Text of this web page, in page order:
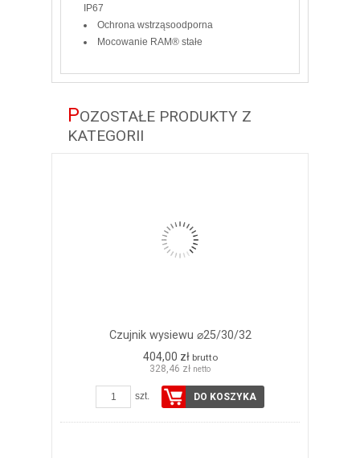
IP67
Ochrona wstrząsoodporna
Mocowanie RAM® stałe
POZOSTAŁE PRODUKTY Z
KATEGORII
Czujnik wysiewu ⌀25/30/32
404,00 zł brutto
328,46 zł netto
szt. DO KOSZYKA